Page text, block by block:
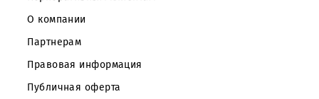
Частным клиентам